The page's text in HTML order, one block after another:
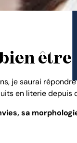
être
je saurai
en literie depuis
sa